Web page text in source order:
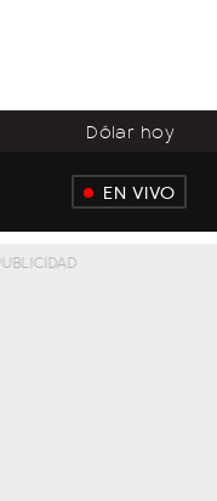
Dólar hoy
EN VIVO